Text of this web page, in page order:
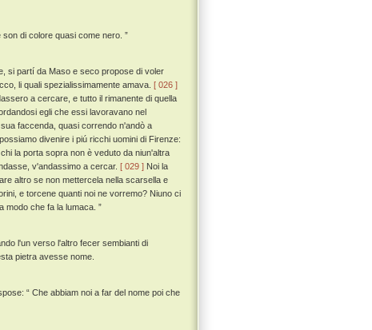
di colore quasi come nero. ”
si partí da Maso e seco propose di voler
li quali spezialissimamente amava. [ 026 ]
a cercare, e tutto il rimanente di quella
egli che essi lavoravano nel
faccenda, quasi correndo n'andò a
divenire i piú ricchi uomini di Firenze:
la porta sopra non è veduto da niun'altra
v'andassimo a cercar. [ 029 ] Noi la
altro se non mettercela nella scarsella e
e torcene quanti noi ne vorremo? Niuno ci
che fa la lumaca. ”
l'un verso l'altro fecer sembianti di
pietra avesse nome.
“ Che abbiam noi a far del nome poi che